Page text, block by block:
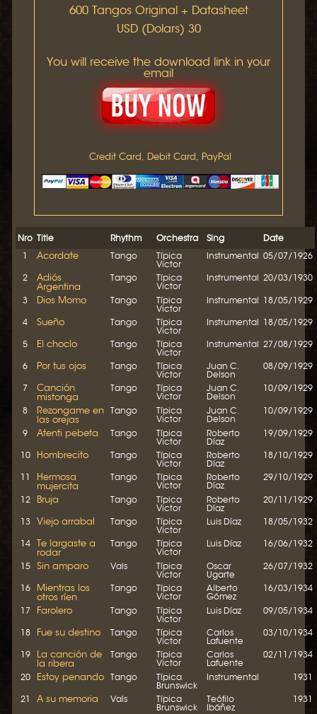
600 Tangos Original + Datasheet
USD (Dolars) 30
You will receive the download link in your
email
Credit Card, Debit Card, PayPal
Nro Title Rhythm Orchestra Sing
Date
1
Acordate Tango
Típica
Victor
Instrumental 05/07/1926
2 Adiós
Argentina
Tango
Típica
Victor
Instrumental 20/03/1930
3 Dios Momo Tango
Típica
Victor
Instrumental 18/05/1929
4 Sueño Tango
Típica
Victor
Instrumental 18/05/1929
5 El choclo Tango
Típica
Victor
Instrumental 27/08/1929
6 Por tus ojos Tango
Típica
Victor
Juan C.
Delson
08/09/1929
7 Canción
mistonga
Tango
Típica
Victor
Juan C.
Delson
10/09/1929
8 Rezongame en
las orejas
Tango
Típica
Victor
Juan C.
Delson
10/09/1929
9 Atenti pebeta Tango
Típica
Victor
Roberto
Díaz
19/09/1929
10 Hombrecito Tango
Típica
Victor
Roberto
Díaz
18/10/1929
11 Hermosa
mujercita
Tango
Típica
Victor
Roberto
Díaz
29/10/1929
12 Bruja Tango
Típica
Victor
Roberto
Díaz
20/11/1929
13 Viejo arrabal Tango
Típica
Victor
Luis Díaz 18/05/1932
14 Te largaste a
rodar
Tango
Típica
Victor
Luis Díaz 16/06/1932
15 Sin amparo Vals
Típica
Victor
Oscar
Ugarte
26/07/1932
16 Mientras los
otros ríen
Tango
Típica
Victor
Alberto
Gómez
16/03/1934
17 Farolero Tango
Típica
Victor
Luis Díaz 09/05/1934
18 Fue su destino Tango
Típica
Victor
Carlos
Lafuente
03/10/1934
19 La canción de
la ribera
Tango
Típica
Victor
Carlos
Lafuente
02/11/1934
20 Estoy penando Tango
Típica
Brunswick
Instrumental 1931
21 A su memoria Vals
Típica
Brunswick
Teófilo
Ibáñez
1931